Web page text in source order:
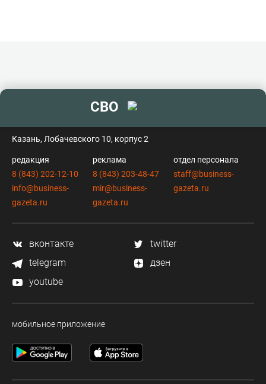
СВО
Казань, Лобачевского 10, корпус 2
редакция
8 (843) 202-12-10
info@business-
gazeta.ru
реклама
8 (843) 203-48-47
mir@business-
gazeta.ru
отдел персонала
staff@business-
gazeta.ru
вконтакте
twitter
telegram
дзен
youtube
мобильное приложение